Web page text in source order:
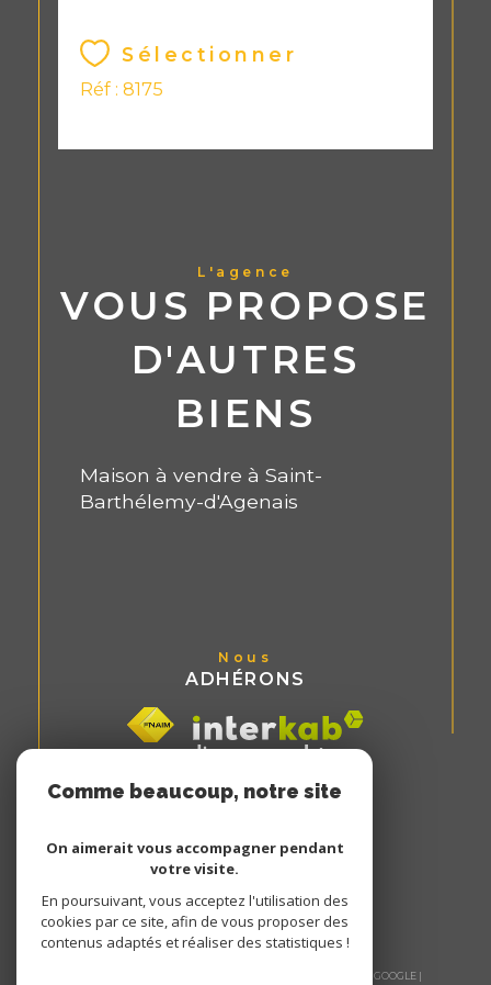
Sélectionner
Réf : 8175
L'agence
VOUS PROPOSE
D'AUTRES
BIENS
Maison à vendre à Saint-
Barthélemy-d'Agenais
Nous
ADHÉRONS
© 2026 | TOUS DROITS RÉSERVÉS | TRADUCTION POWERED BY GOOGLE |
Comme beaucoup, notre site
On aimerait vous accompagner pendant
votre visite.
En poursuivant, vous acceptez l'utilisation des
cookies par ce site, afin de vous proposer des
contenus adaptés et réaliser des statistiques !